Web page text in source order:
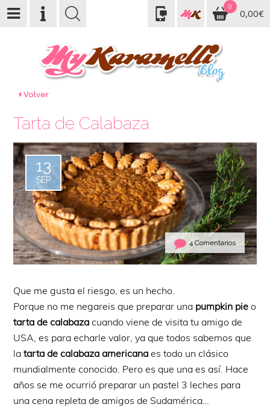
0
0,00€
Volver
Tarta de Calabaza
13
SEP
4 Comentarios
Que me gusta el riesgo, es un hecho.
Porque no me negareis que preparar una pumpkin pie o
tarta de calabaza cuando viene de visita tu amigo de
USA, es para echarle valor, ya que todos sabemos que
latarta de calabaza americanaes todo un clásico
mundialmente conocido. Pero es que una es así. Hace
años se me ocurrió preparar un pastel 3 leches para
una cena repleta de amigos de Sudamérica…